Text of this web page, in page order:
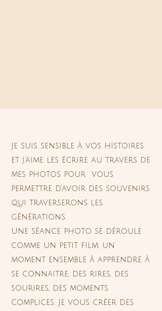
Je suis sensible à vos histoires
et j'aime les écrire au travers de
mes photos pour vous
permettre d'avoir des souvenirs
qui traverserons les
générations.
Une séance photo se déroule
comme un petit film, un
moment ensemble à apprendre à
se connaitre, des rires, des
sourires, des moments
complices. Je vous créer des